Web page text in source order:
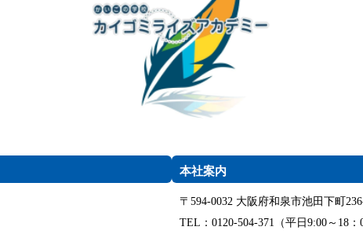
本社案内
〒594-0032 大阪府和泉市池田下町
TEL：0120-504-371（平日9:00～18：